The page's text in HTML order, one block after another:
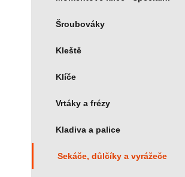
Šroubováky
Kleště
Klíče
Vrtáky a frézy
Kladiva a palice
Sekáče, důlčíky a vyrážeče